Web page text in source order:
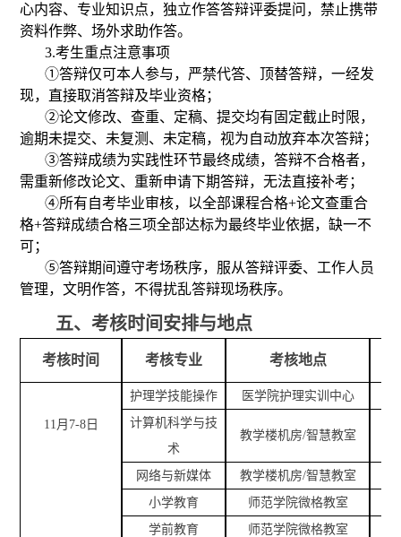
心内容、专业知识点，独立作答答辩评委提问，禁止携带
资料作弊、场外求助作答。
3.考生重点注意事项
①答辩仅可本人参与，严禁代答、顶替答辩，一经发
现，直接取消答辩及毕业资格；
②论文修改、查重、定稿、提交均有固定截止时限，
逾期未提交、未复测、未定稿，视为自动放弃本次答辩；
③答辩成绩为实践性环节最终成绩，答辩不合格者，
需重新修改论文、重新申请下期答辩，无法直接补考；
④所有自考毕业审核，以全部课程合格+论文查重合
格+答辩成绩合格三项全部达标为最终毕业依据，缺一不
可；
⑤答辩期间遵守考场秩序，服从答辩评委、工作人员
管理，文明作答，不得扰乱答辩现场秩序。
五、考核时间安排与地点
考核时间 考核专业 考核地点
11 月 7-8日
护理学技能操作 医学院护理实训中心
计算机科学与技
术
教学楼机房/智慧教室
网络与新媒体 教学楼机房/智慧教室
小学教育
师范学院微格教室
学前教育
师范学院微格教室